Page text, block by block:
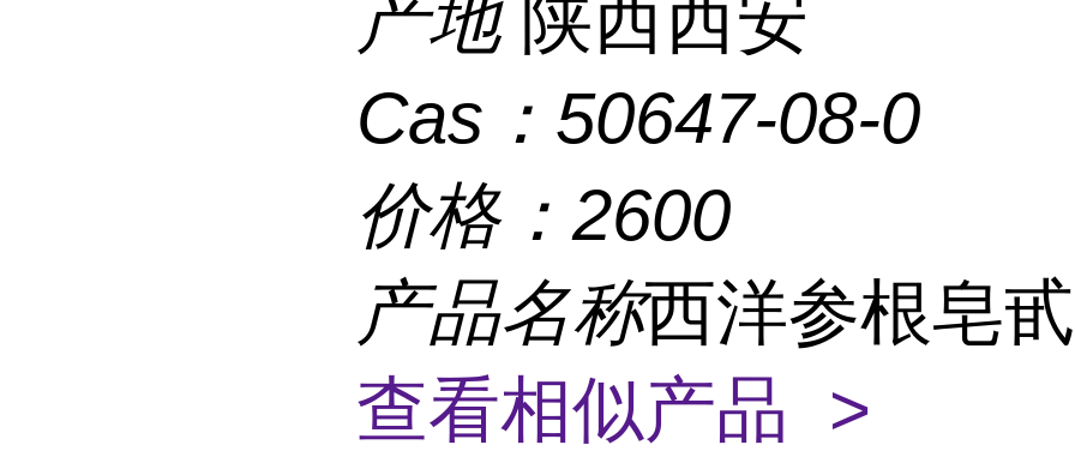
产地 陕西西安
Cas： 50647-08-0
价格： 2600
产品名称西洋参根皂
查看相似产品 >